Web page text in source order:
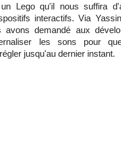
Lego qu'il nous suffira
interactifs. Via
avons demandé aux
les sons pour
jusqu'au dernier instant.